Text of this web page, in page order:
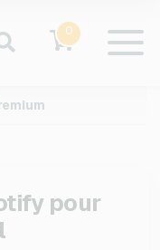
0
pour